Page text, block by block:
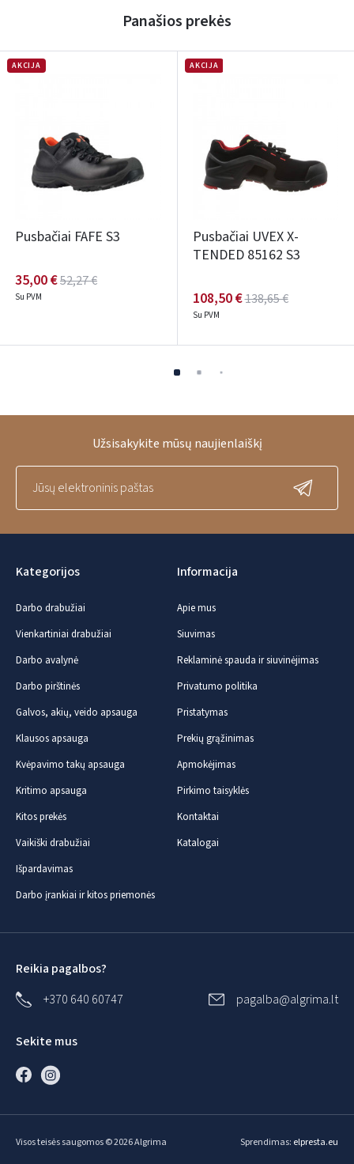
Panašios prekės
AKCIJA
Pusbačiai FAFE S3
35,00 €52,27 €
Su PVM
AKCIJA
Pusbačiai UVEX X-
TENDED 85162 S3
108,50 €138,65 €
Su PVM
Kategorijos
Darbo drabužiai
Vienkartiniai drabužiai
Darbo avalynė
Darbo pirštinės
Galvos, akių, veido apsauga
Klausos apsauga
Kvėpavimo takų apsauga
Kritimo apsauga
Kitos prekės
Vaikiški drabužiai
Išpardavimas
Darbo įrankiai ir kitos priemonės
Informacija
Apie mus
Siuvimas
Reklaminė spauda ir siuvinėjimas
Privatumo politika
Pristatymas
Prekių grąžinimas
Apmokėjimas
Pirkimo taisyklės
Kontaktai
Katalogai
Užsisakykite mūsų naujienlaiškį
Reikia pagalbos?
+370 640 60747
pagalba@algrima.lt
Sekite mus
Visos teisės saugomos © 2026 Algrima Sprendimas: elpresta.eu